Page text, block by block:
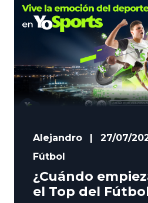
Alejandro |
27/07/
Fútbol
¿Cuándo
el Top del